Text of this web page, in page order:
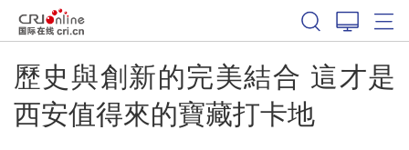
歷史與創新的完美結合 這才是
西安值得來的寶藏打卡地